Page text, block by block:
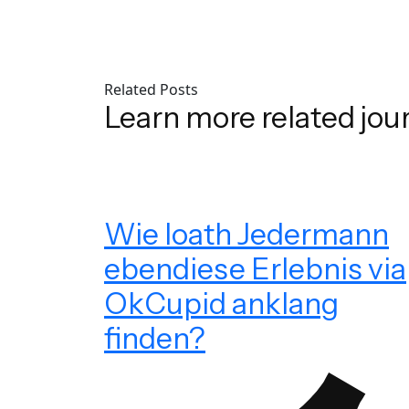
Related Posts
Learn more related
Wie loath Jedermann
ebendiese Erlebnis via
OkCupid anklang
finden?